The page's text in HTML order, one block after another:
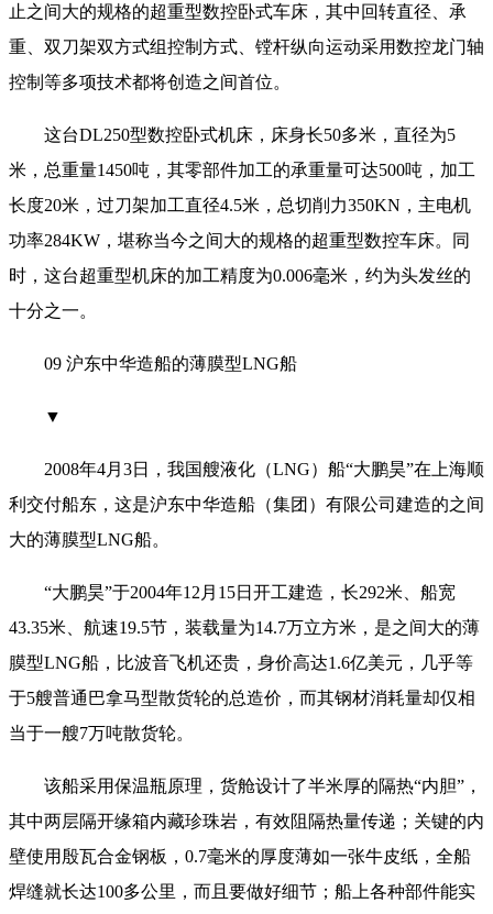
止之间大的规格的超重型数控卧式车床，其中回转直径、承
重、双刀架双方式组控制方式、镗杆纵向运动采用数控龙门轴
控制等多项技术都将创造之间首位。
这台DL250型数控卧式机床，床身长50多米，直径为5
米，总重量1450吨，其零部件加工的承重量可达500吨，加工
长度20米，过刀架加工直径4.5米，总切削力350KN，主电机
功率284KW，堪称当今之间大的规格的超重型数控车床。同
时，这台超重型机床的加工精度为0.006毫米，约为头发丝的
十分之一。
09 沪东中华造船的薄膜型LNG船
▼
2008年4月3日，我国艘液化（LNG）船“大鹏昊”在上海顺
利交付船东，这是沪东中华造船（集团）有限公司建造的之间
大的薄膜型LNG船。
“大鹏昊”于2004年12月15日开工建造，长292米、船宽
43.35米、航速19.5节，装载量为14.7万立方米，是之间大的薄
膜型LNG船，比波音飞机还贵，身价高达1.6亿美元，几乎等
于5艘普通巴拿马型散货轮的总造价，而其钢材消耗量却仅相
当于一艘7万吨散货轮。
该船采用保温瓶原理，货舱设计了半米厚的隔热“内胆”，
其中两层隔开缘箱内藏珍珠岩，有效阻隔热量传递；关键的内
壁使用殷瓦合金钢板，0.7毫米的厚度薄如一张牛皮纸，全船
焊缝就长达100多公里，而且要做好细节；船上各种部件能实